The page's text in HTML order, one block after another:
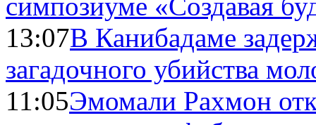
симпозиуме «Создавая
13:07В Канибадаме
загадочного убийства
11:05Эмомали Рахмон